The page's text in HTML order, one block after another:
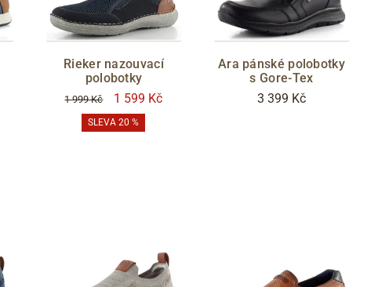
Rieker nazouvací
polobotky
1 999 Kč 1 599 Kč
SLEVA 20 %
Ara pánské polobotky
s Gore-Tex
3 399 Kč